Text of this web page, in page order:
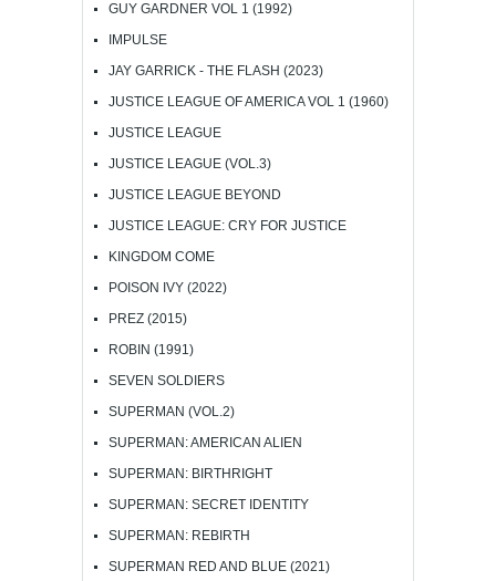
GUY GARDNER VOL 1 (1992)
IMPULSE
JAY GARRICK - THE FLASH (2023)
JUSTICE LEAGUE OF AMERICA VOL 1 (1960)
JUSTICE LEAGUE
JUSTICE LEAGUE (VOL.3)
JUSTICE LEAGUE BEYOND
JUSTICE LEAGUE: CRY FOR JUSTICE
KINGDOM COME
POISON IVY (2022)
PREZ (2015)
ROBIN (1991)
SEVEN SOLDIERS
SUPERMAN (VOL.2)
SUPERMAN: AMERICAN ALIEN
SUPERMAN: BIRTHRIGHT
SUPERMAN: SECRET IDENTITY
SUPERMAN: REBIRTH
SUPERMAN RED AND BLUE (2021)